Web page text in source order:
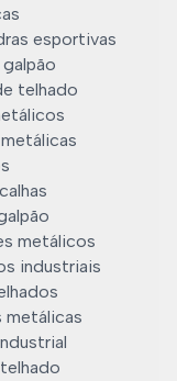
esportivas
telhado
metálicos
industriais
metálicas